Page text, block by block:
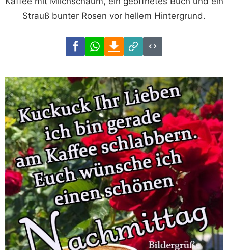
Strauß bunter Rosen vor hellem Hintergrund.
FacebookWhatsAppDownload
Link
Code